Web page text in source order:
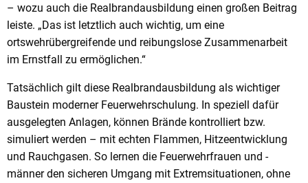
– wozu auch die Realbrandausbildung einen großen Beitrag
leiste. „Das ist letztlich auch wichtig, um eine
ortswehrübergreifende und reibungslose Zusammenarbeit
im Ernstfall zu ermöglichen.“
Tatsächlich gilt diese Realbrandausbildung als wichtiger
Baustein moderner Feuerwehrschulung. In speziell dafür
ausgelegten Anlagen, können Brände kontrolliert bzw.
simuliert werden – mit echten Flammen, Hitzeentwicklung
und Rauchgasen. So lernen die Feuerwehrfrauen und -
männer den sicheren Umgang mit Extremsituationen, ohne